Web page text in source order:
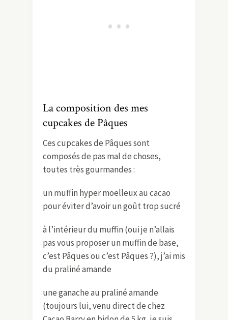
La composition des mes
cupcakes de Pâques
Ces cupcakes de Pâques sont
composés de pas mal de choses,
toutes très gourmandes :
un muffin hyper moelleux au cacao
pour éviter d’avoir un goût trop sucré
à l’intérieur du muffin (oui je n’allais
pas vous proposer un muffin de base,
c’est Pâques ou c’est Pâques ?), j’ai mis
du praliné amande
une ganache au praliné amande
(toujours lui, venu direct de chez